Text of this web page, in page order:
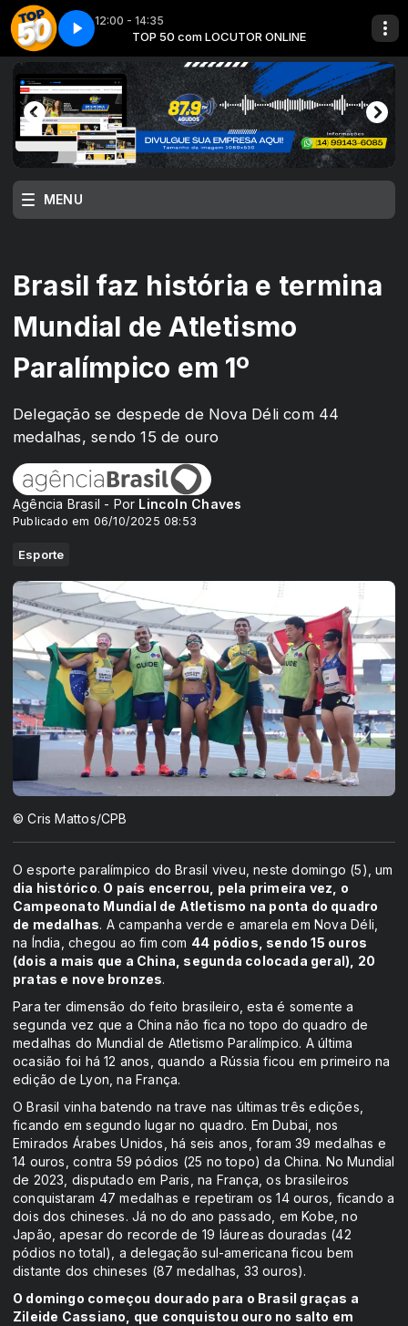
12:00 - 14:35
TOP 50 com LOCUTOR ONLINE
Top 50 - Parte 05
MENU
Brasil faz história e termina
Mundial de Atletismo
Paralímpico em 1º
Delegação se despede de Nova Déli com 44
medalhas, sendo 15 de ouro
Agência Brasil - Por Lincoln Chaves
Publicado em 06/10/2025 08:53
Esporte
© Cris Mattos/CPB
O esporte paralímpico do Brasil viveu, neste domingo (5), um
dia histórico. O país encerrou, pela primeira vez, o
Campeonato Mundial de Atletismo na ponta do quadro
de medalhas. A campanha verde e amarela em Nova Déli,
na Índia, chegou ao fim com 44 pódios, sendo 15 ouros
(dois a mais que a China, segunda colocada geral), 20
pratas e nove bronzes.
Para ter dimensão do feito brasileiro, esta é somente a
segunda vez que a China não fica no topo do quadro de
medalhas do Mundial de Atletismo Paralímpico. A última
ocasião foi há 12 anos, quando a Rússia ficou em primeiro na
edição de Lyon, na França.
O Brasil vinha batendo na trave nas últimas três edições,
ficando em segundo lugar no quadro. Em Dubai, nos
Emirados Árabes Unidos, há seis anos, foram 39 medalhas e
14 ouros, contra 59 pódios (25 no topo) da China. No Mundial
de 2023, disputado em Paris, na França, os brasileiros
conquistaram 47 medalhas e repetiram os 14 ouros, ficando a
dois dos chineses. Já no do ano passado, em Kobe, no
Japão, apesar do recorde de 19 láureas douradas (42
pódios no total), a delegação sul-americana ficou bem
distante dos chineses (87 medalhas, 33 ouros).
O domingo começou dourado para o Brasil graças a
Zileide Cassiano, que conquistou ouro no salto em